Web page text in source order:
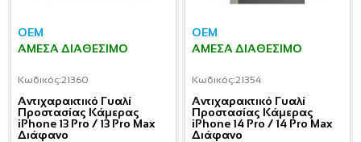
OEM
ΆΜΕΣΑ ΔΙΑΘΈΣΙΜΟ
Κωδικός:21360
Aντιχαρακτικό Γυαλί
Προστασίας Κάμερας
iPhone 13 Pro / 13 Pro Max
Διάφανο
OEM
ΆΜΕΣΑ ΔΙΑΘΈΣΙΜΟ
Κωδικός:21354
Aντιχαρακτικό Γυαλί
Προστασίας Κάμερας
iPhone 14 Pro / 14 Pro Max
Διάφανο